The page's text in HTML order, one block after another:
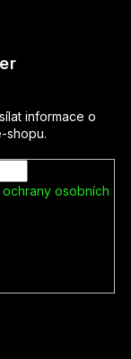
informace o
shopu.
osobních